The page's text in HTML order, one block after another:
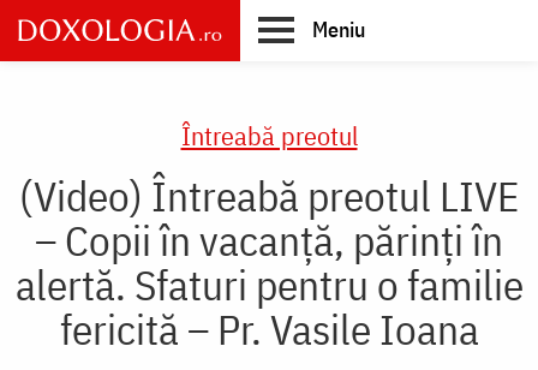
Skip
to
main
Meniu
Întreabă preotul
(Video) Întreabă preotul LIVE
– Copii în vacanță, părinți în
alertă. Sfaturi pentru o familie
fericită – Pr. Vasile Ioana